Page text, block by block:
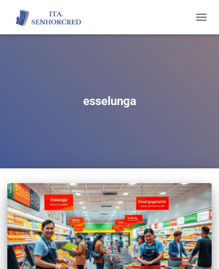
esselunga